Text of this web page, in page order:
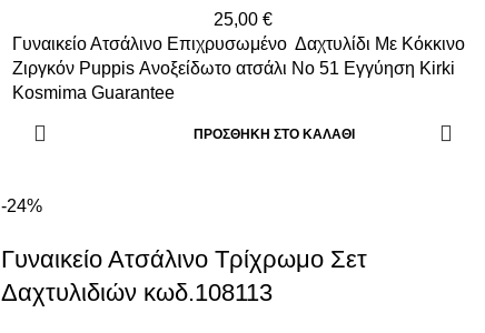
25,00€
Γυναικείο Ατσάλινο Επιχρυσωμένο Δαχτυλίδι Με Κόκκινο
Ζιργκόν Puppis Ανοξείδωτο ατσάλι Νο 51 Εγγύηση Kirki
Kosmima Guarantee
ΠΡΟΣΘΉΚΗ ΣΤΟ ΚΑΛΆΘΙ
-24%
Γυναικείο Ατσάλινο Τρίχρωμο Σετ
Δαχτυλιδιών κωδ.108113